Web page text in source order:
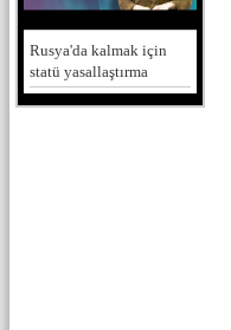
Rusya'da kalmak için
statü yasallaştırma